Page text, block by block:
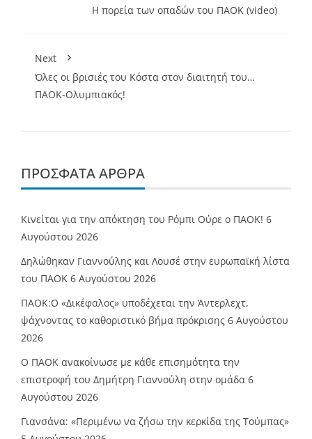
Η πορεία των οπαδών του ΠΑΟΚ (video)
Next
Όλες οι βρισιές του Κόστα στον διαιτητή του…
ΠΑΟΚ-Ολυμπιακός!
ΠΡΌΣΦΑΤΑ ΆΡΘΡΑ
Κινείται για την απόκτηση του Ρόμπι Ούρε ο ΠΑΟΚ! 6
Αυγούστου 2026
Δηλώθηκαν Γιαννούλης και Λουσέ στην ευρωπαϊκή λίστα
του ΠΑΟΚ 6 Αυγούστου 2026
ΠΑΟΚ:Ο «Δικέφαλος» υποδέχεται την Άντερλεχτ,
ψάχνοντας το καθοριστικό βήμα πρόκρισης 6 Αυγούστου
2026
Ο ΠΑΟΚ ανακοίνωσε με κάθε επισημότητα την
επιστροφή του Δημήτρη Γιαννούλη στην ομάδα 6
Αυγούστου 2026
Γιανσάνα: «Περιμένω να ζήσω την κερκίδα της Τούμπας»